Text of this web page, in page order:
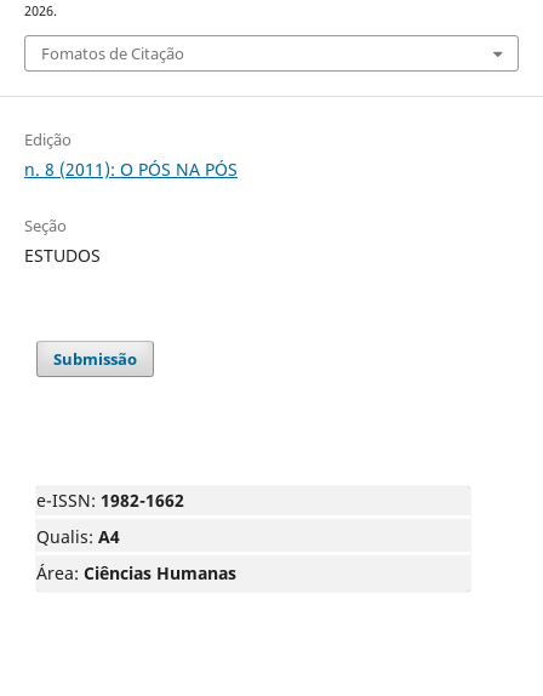
2026.
Fomatos de Citação
Edição
n. 8 (2011): O PÓS NA PÓS
Seção
ESTUDOS
Submissão
e-ISSN: 1982-1662
Qualis: A4
Área: Ciências Humanas